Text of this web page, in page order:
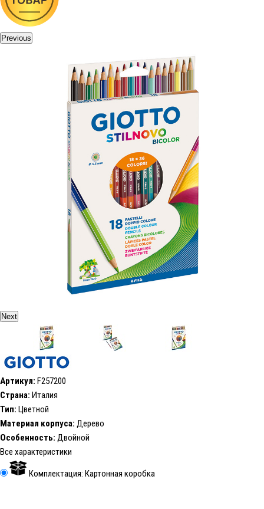
Previous
Next
Артикул: F257200
Страна: Италия
Тип: Цветной
Материал корпуса: Дерево
Особенность: Двойной
Все характеристики
Комплектация: Картонная коробка